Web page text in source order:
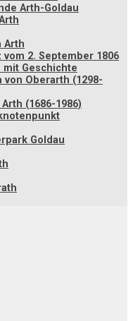
Arth-Goldau
Arth
2. September 1806
mit Geschichte
Oberarth (1298-
(1686-1986)
Goldau